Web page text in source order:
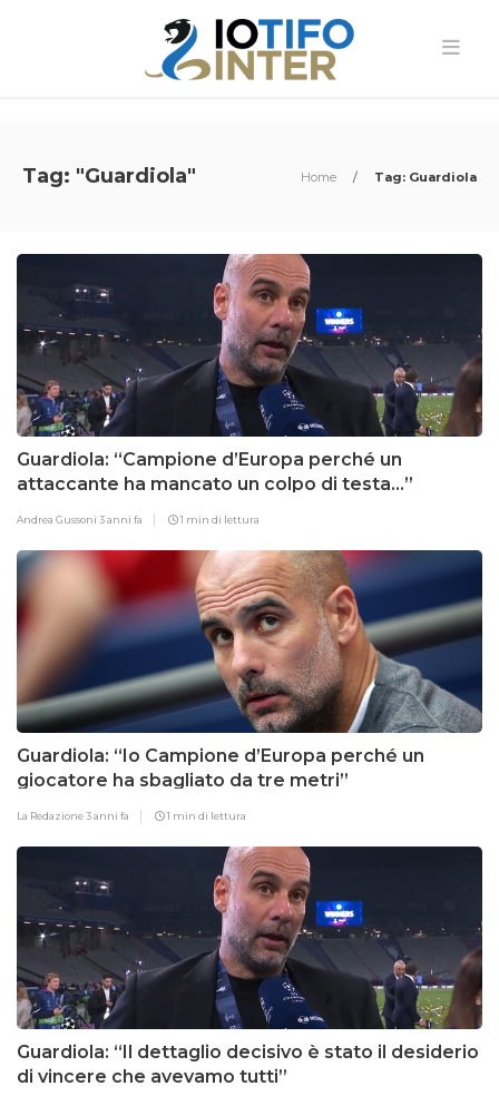
Tag: "Guardiola" Home / Tag: Guardiola
Guardiola: “Campione d’Europa perché un
attaccante ha mancato un colpo di testa…”
Andrea Gussoni 3 anni fa 1 min di lettura
Guardiola: “Io Campione d’Europa perché un
giocatore ha sbagliato da tre metri”
La Redazione3 anni fa 1 min di lettura
Guardiola: “Il dettaglio decisivo è stato il desiderio
di vincere che avevamo tutti”